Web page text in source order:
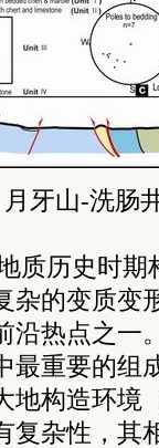
月牙山-洗肠
质历史时
杂的变质变
沿热点之一
最重要的组
地构造环境
复杂性，其